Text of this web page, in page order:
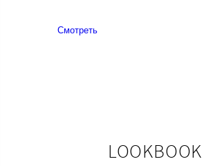
Смотреть
LOOKBOOK